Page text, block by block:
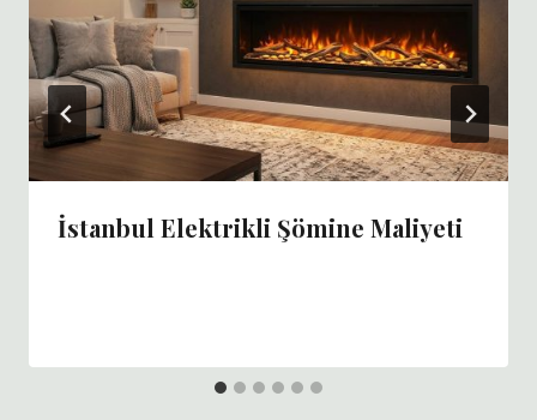
İstanbul Elektrikli Şömine Maliyeti